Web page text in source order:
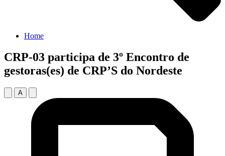
Home
CRP-03 participa de 3º Encontro de
gestoras(es) de CRP’S do Nordeste
A